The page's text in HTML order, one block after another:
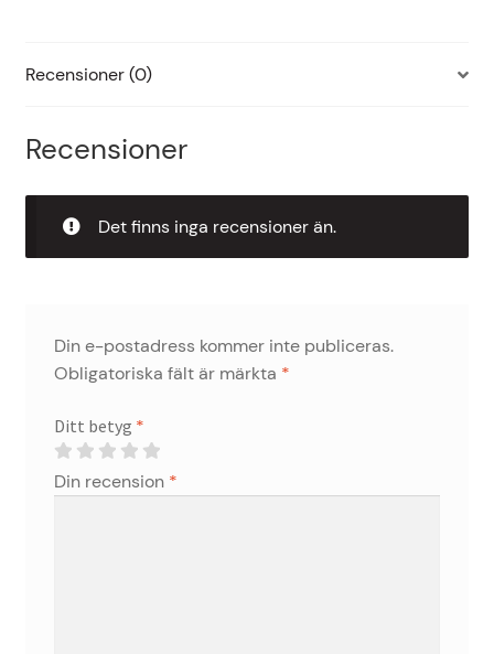
Recensioner (0)
Recensioner
Det finns inga recensioner än.
Din e-postadress kommer inte publiceras.
Obligatoriska fält är märkta *
Ditt betyg *
Din recension *